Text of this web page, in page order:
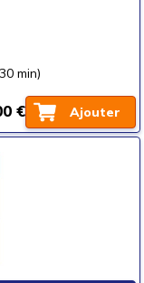
min)
Ajouter
€